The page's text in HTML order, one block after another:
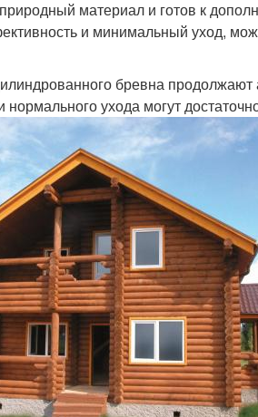
материал и готов к
и минимальный уход,
бревна продолжают
ухода могут